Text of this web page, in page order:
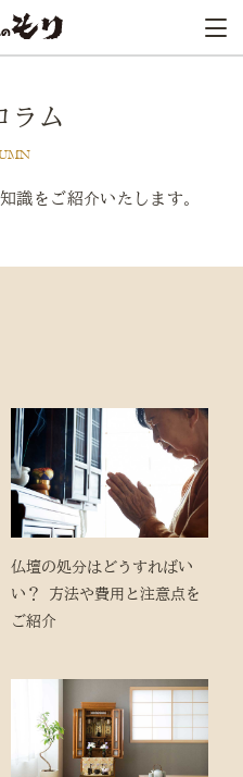
ラム
識をご紹介いたします。
仏壇の処分はどうすればい
い？ 方法や費用と注意点を
ご紹介